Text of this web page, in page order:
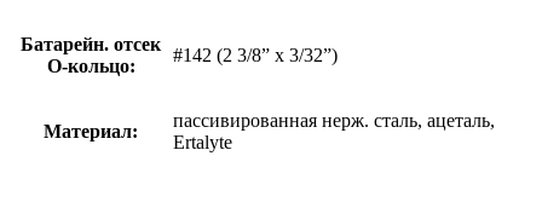
Батарейн. отсек
O-кольцо:
#142 (2 3/8” x 3/32”)
Материал:
пассивированная нерж. сталь, ацеталь,
Ertalyte